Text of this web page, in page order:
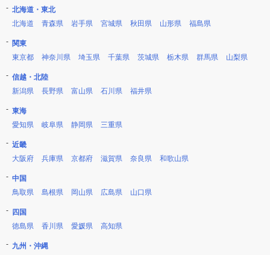
北海道・東北
北海道
青森県 岩手県 宮城県 秋田県 山形県 福島県
関東
東京都
神奈川県 埼玉県 千葉県 茨城県 栃木県 群馬県 山梨県
信越・北陸
新潟県
長野県 富山県 石川県 福井県
東海
愛知県
岐阜県 静岡県 三重県
近畿
大阪府
兵庫県 京都府 滋賀県 奈良県 和歌山県
中国
鳥取県
島根県 岡山県 広島県 山口県
四国
徳島県
香川県 愛媛県 高知県
九州・沖縄